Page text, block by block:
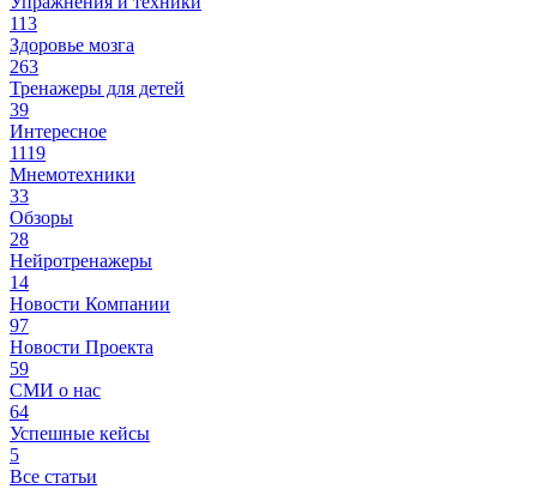
113
Здоровье мозга
263
Тренажеры для детей
39
Интересное
1119
Мнемотехники
33
Обзоры
28
Нейротренажеры
14
Новости Компании
97
Новости Проекта
59
СМИ о нас
64
Успешные кейсы
5
Все статьи